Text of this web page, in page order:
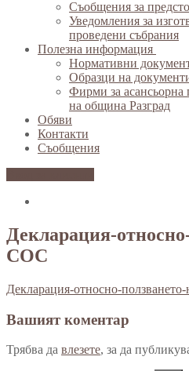
Съобщения за
Уведомления за
проведени събрания
Полезна информация
Нормативни
Образци на
Фирми за асансьорна
на община Разград
Обяви
Контакти
Съобщения
Декларация-
СОС
Декларация-относно-
Вашият коментар
Трябва да влезете, за да